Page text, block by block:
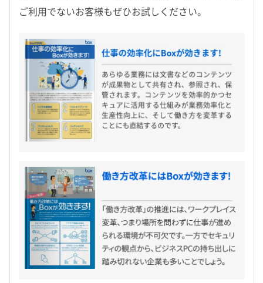
ご利用でないお客様もぜひお試しください。